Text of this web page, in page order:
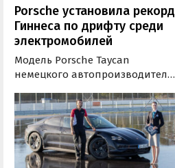
Porsche установила рекорд
Гиннеса по дрифту среди
электромобилей
Модель Porsche Taycan
немецкого автопроизводителя
рекорд Гиннеса по самому
продолжительному дрифту
среди электромобилей.
Автомобиль непрерывно
дрифтовал на трассе